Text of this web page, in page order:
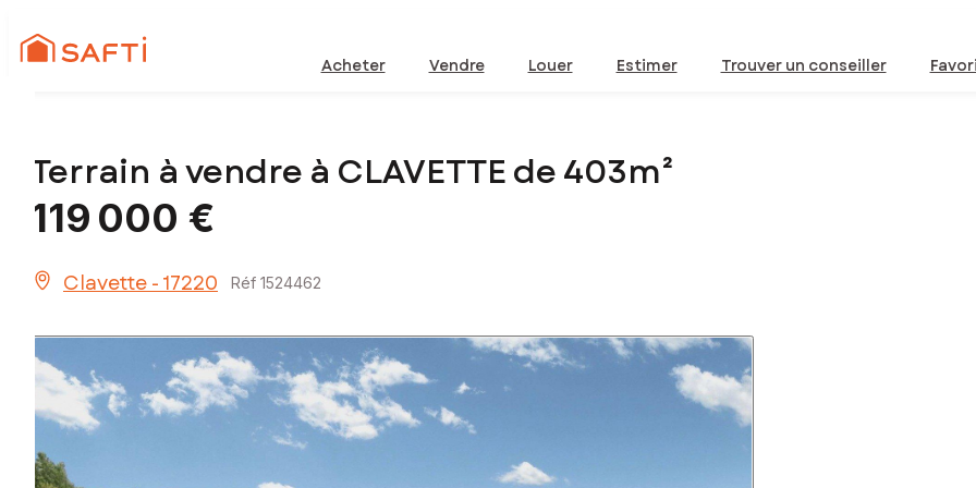
Acheter Vendre Louer Estimer Trouver un conseiller
Terrain à vendre à CLAVETTE de 403m²
119 000 €
Clavette - 17220 Réf 1524462